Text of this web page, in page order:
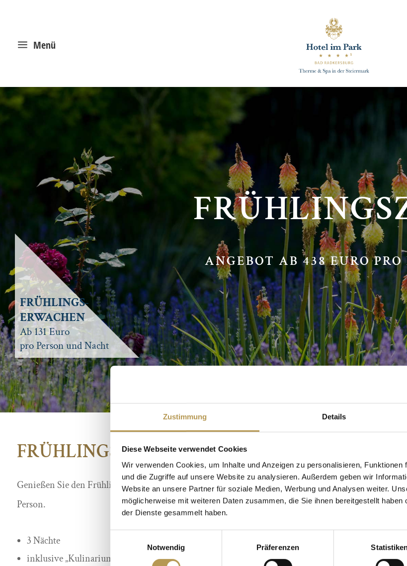
Zustimmung Details
Diese Webseite verwendet Cookies
Wir verwenden Cookies, um Inhalte und Anzeigen zu personalisieren,
und die Zugriffe auf unsere Website zu analysieren. Außerdem geben wir
Website an unsere Partner für soziale Medien, Werbung und Analysen weiter.
möglicherweise mit weiteren Daten zusammen, die Sie ihnen bereitgestellt
der Dienste gesammelt haben.
Notwendig
Präferenzen
a Menü
ANGEBOT AB 438 EURO PRO
FRÜHLINGS-
ERWACHEN
Ab 131 Euro
pro Person und Nacht
FRÜHLINGSZEIT
Genießen Sie den Frühling in Bad Radkersburg. 3 Nächte ab 438 Euro pro
Person.
3 Nächte
inklusive „Kulinarium der Sinne“ mit Erlebnis-Frühstücksbuffet,
Preis:ab 438